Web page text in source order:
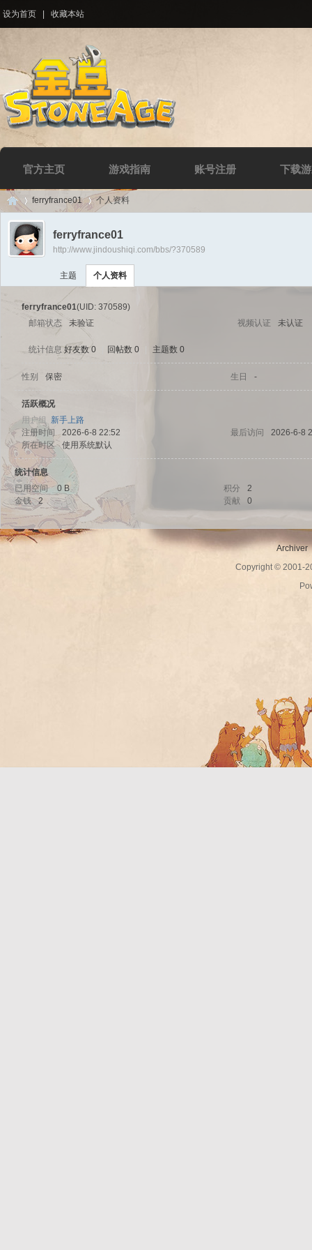
设为首页 收藏本站
官方主页 游戏指南 账号注册 下载
Di
uz!
›
ferryfrance01 个人资料
ferryfrance01
http://www.jindoushiqi.com/bbs/?370589
主题 个人资料
ferryfrance01(UID: 370589)
邮箱状态
未验证 视频认证 未认证
统计信息 好友数 0 回帖数 0 主题数 0
性别 保密 生日 -
活跃概况
用户组 新手上路
注册时间
2026-6-8 22:52 最后访问
2026-6-8
所在时区
使用系统默认
统计信息
已用空间
0 B 积分
2
金钱
2 贡献 0
Archiver
Copyright © 2001-